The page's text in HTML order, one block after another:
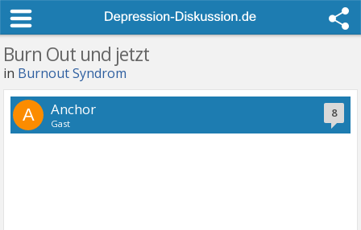
Burn Out und jetzt
in Burnout Syndrom
8
A Anchor
Gast